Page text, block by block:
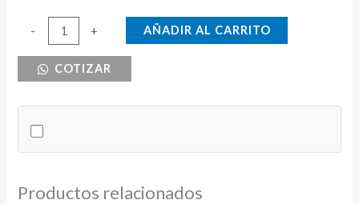
-
CLEMA
IMO
cantidad
+ AÑADIR AL CARRITO
COTIZAR
Productos relacionados